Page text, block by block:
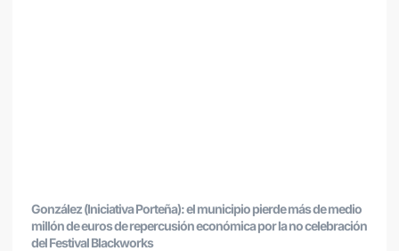
González (Iniciativa Porteña): el municipio pierde más de medio
millón de euros de repercusión económica por la no celebración
del Festival Blackworks